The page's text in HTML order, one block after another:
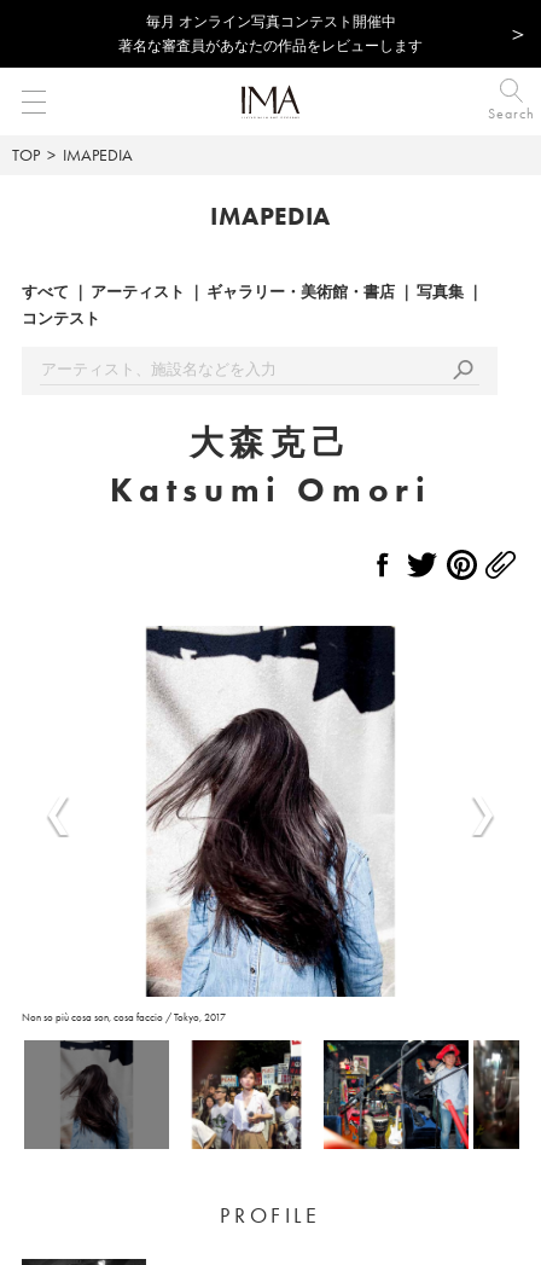
毎⽉ オンライン写真コンテスト開催中
著名な審査員があなたの作品をレビューします
Search
TOP IMAPEDIA
IMAPEDIA
すべて アーティスト ギャラリー・美術館・書店
写真集
コンテスト
大森克己
Katsumi Omori
Non so più cosa son, cosa faccio / Tokyo, 2017
PROFILE